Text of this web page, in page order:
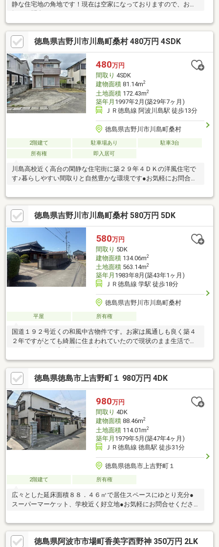
静な住宅地の角地です！現在は空家になっておりますので、お気
徳島県吉野川市川島町桑村 480万円 4SDK
480万円
間取り 4SDK
建物面積81.14m2
土地面積172.43m2
築年月 1997年2月(築29年7ヶ月)
ＪＲ徳島線 阿波川島駅 徒歩13分
徳島県吉野川市川島町桑村
2階建て 駐車場あり
駐車3台
所有権
即入居可
川島高校近く高台の閑静な住宅街に築２９年４ＤＫの洋風住宅で
す♪暮らしやすい間取りと自然豊かな環境です●お気軽にお問合せ
徳島県吉野川市川島町桑村 580万円 5DK
580万円
間取り 5DK
建物面積134.06m2
土地面積563.14m2
築年月 1983年8月(築43年1ヶ月)
ＪＲ徳島線 学駅 徒歩18分
徳島県吉野川市川島町桑村
平屋 所有権
国道１９２号近くの和風中古物件です。お家は風通しも良く築４
２年ですがとても綺麗に住まわれていたので現状のまま生活でき
タリの物件です！現在は空家になっておりますのでお気軽にお問
い合わせください
徳島県徳島市上吉野町１ 980万円 4DK
980万円
間取り 4DK
建物面積88.46m2
土地面積114.01m2
築年月 1979年5月(築47年4ヶ月)
ＪＲ徳島線 徳島駅 徒歩31分
徳島県徳島市上吉野町１
2階建て 所有権
広々とした延床面積８８．４６㎡で居住スペースにゆとり充分●
スーパーマーケット、学校近く好立地●お気軽にお問合せくださ
徳島県阿波市市場町香美字西野神 350万円 2LK